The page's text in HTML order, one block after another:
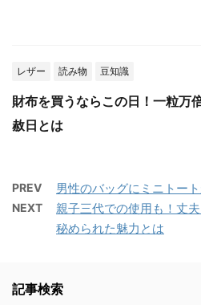
レザー 読み物 豆知識
財布を買うならこの日！一粒万
赦日とは
PREV 男性のバッグにミニトー
NEXT
親子三代での使用も！丈
秘められた魅力とは
記事検索